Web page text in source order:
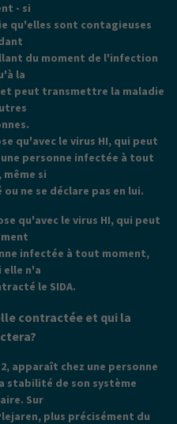
- si
qu'elles sont contagieuses
du moment de l'infection
la
peut transmettre la maladie
qu'avec le virus HI, qui peut
personne infectée à tout
si
ou ne se déclare pas en lui.
qu'avec le virus HI, qui peut
infectée à tout moment,
elle n'a
le SIDA.
contractée et qui la
apparaît chez une personne
stabilité de son système
Sur
plus précisément du